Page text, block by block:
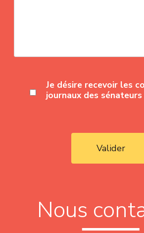
Je désire recevoir les
journaux des sénateurs
Valider
Nous